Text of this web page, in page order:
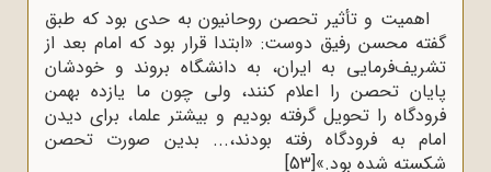
اهمیت و تأثیر تحصن روحانیون به حدی بود که طبق
گفته محسن رفیق دوست: «ابتدا قرار بود که امام بعد از
تشریف‌فرمایی به ایران، به دانشگاه بروند و خودشان
پایان تحصن را اعلام کنند، ولی چون ما یازده بهمن
فرودگاه را تحویل گرفته بودیم و بیشتر علما، برای دیدن
امام به فرودگاه رفته بودند،... بدین صورت تحصن
شکسته شده بود.»[53]